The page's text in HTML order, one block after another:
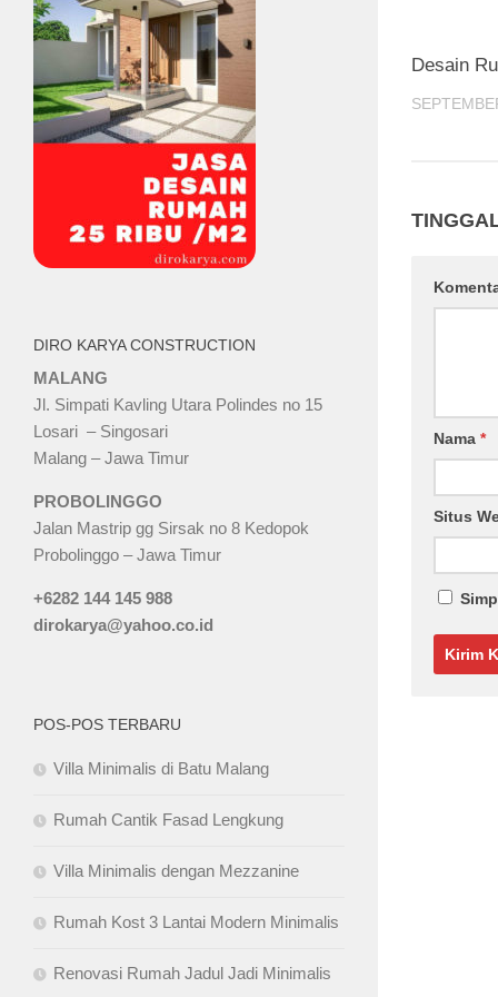
Desain
Nama *
Situs
DIRO KARYA CONSTRUCTION
MALANG
Jl. Simpati Kavling Utara Polindes no 15
Losari – Singosari
Malang – Jawa Timur
PROBOLINGGO
Jalan Mastrip gg Sirsak no 8 Kedopok
Probolinggo – Jawa Timur
+6282 144 145 988
dirokarya@yahoo.co.id
POS-POS TERBARU
Villa Minimalis di Batu Malang
Rumah Cantik Fasad Lengkung
Villa Minimalis dengan Mezzanine
Rumah Kost 3 Lantai Modern Minimalis
Renovasi Rumah Jadul Jadi Minimalis